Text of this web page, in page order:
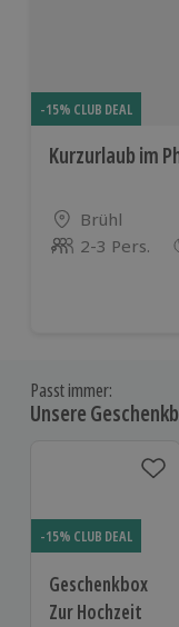
-15% CLUB DEAL
Kurzurlaub im
Standort
Brühl
Anzahl der
2-3 Pers.
Passt immer:
Unsere
-15% CLUB DEAL
Geschenkbox
Zur Hochzeit